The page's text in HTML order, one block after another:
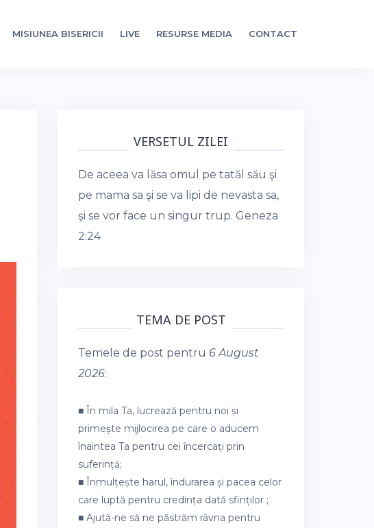
MISIUNEA BISERICII LIVE RESURSE MEDIA CONTACT
VERSETUL ZILEI
De aceea va lăsa omul pe tatăl său şi
pe mama sa şi se va lipi de nevasta sa,
şi se vor face un singur trup. Geneza
2:24
TEMA DE POST
Temele de post pentru 6 August
2026:
■ În mila Ta, lucrează pentru noi și
primește mijlocirea pe care o aducem
înaintea Ta pentru cei încercați prin
suferință;
■ Înmulțește harul, îndurarea și pacea celor
care luptă pentru credința dată sfinților ;
■ Ajută-ne să ne păstrăm râvna pentru